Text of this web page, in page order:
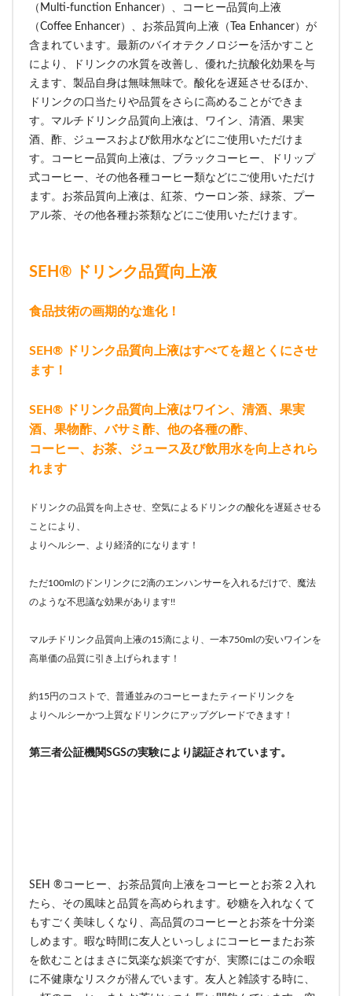
（Multi-function Enhancer）、コーヒー品質向上液
（Coffee Enhancer）、お茶品質向上液（Tea Enhancer）が
含まれています。最新のバイオテクノロジーを活かすこと
により、ドリンクの水質を改善し、優れた抗酸化効果を与
えます、製品自身は無味無味で。酸化を遅延させるほか、
ドリンクの口当たりや品質をさらに高めることができま
す。マルチドリンク品質向上液は、ワイン、清酒、果実
酒、酢、ジュースおよび飲用水などにご使用いただけま
す。コーヒー品質向上液は、ブラックコーヒー、ドリップ
式コーヒー、その他各種コーヒー類などにご使用いただけ
ます。お茶品質向上液は、紅茶、ウーロン茶、緑茶、プー
アル茶、その他各種お茶類などにご使用いただけます。
SEH® ドリンク品質向上液
食品技術の画期的な進化！
SEH® ドリンク品質向上液はすべてを超とくにさせ
ます！
SEH® ドリンク品質向上液はワイン、清酒、果実
酒、果物酢、バサミ酢、他の各種の酢、
コーヒー、お茶、ジュース及び飲用水を向上されら
れます
ドリンクの品質を向上させ、空気によるドリンクの酸化を遅延させる
ことにより、
よりヘルシー、より経済的になります！
ただ100mlのドンリンクに2滴のエンハンサーを入れるだけで、魔法
のような不思議な効果があります!!
マルチドリンク品質向上液の15滴により、一本750mlの安いワインを
高単価の品質に引き上げられます！
約15円のコストで、普通並みのコーヒーまたティードリンクを
よりヘルシーかつ上質なドリンクにアップグレードできます！
第三者公証機関SGSの実験により認証されています。
SEH ®コーヒー、お茶品質向上液をコーヒーとお茶２入れ
たら、その風味と品質を高められます。砂糖を入れなくて
もすごく美味しくなり、高品質のコーヒーとお茶を十分楽
しめます。暇な時間に友人といっしょにコーヒーまたお茶
を飲むことはまさに気楽な娯楽ですが、実際にはこの余暇
に不健康なリスクが潜んでいます。友人と雑談する時に、